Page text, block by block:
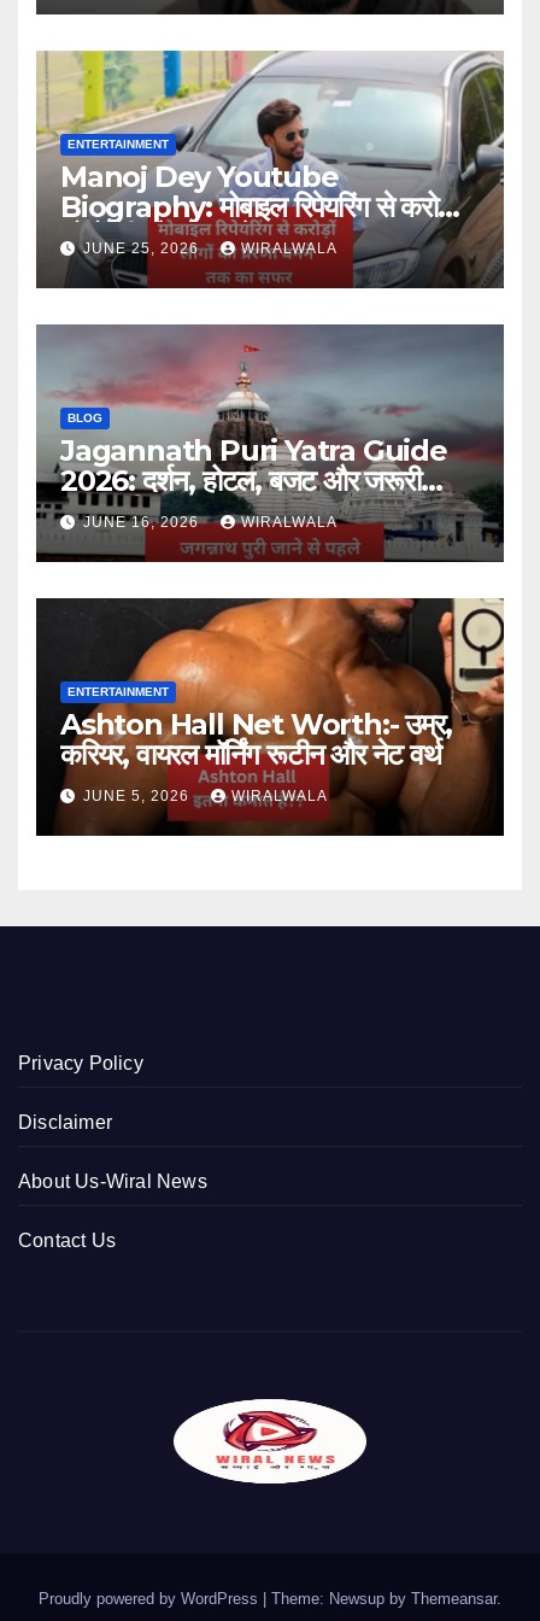
ENTERTAINMENT
Manoj Dey Youtube
Biography: मोबाइल रिपेयरिंग से करोड़ों
लोगों की प्रेरणा बनने तक का सफर
JUNE 25, 2026 WIRALWALA
BLOG
Jagannath Puri Yatra Guide
2026: दर्शन, होटल, बजट और जरूरी
जानकारी
JUNE 16, 2026 WIRALWALA
ENTERTAINMENT
Ashton Hall Net Worth:- उम्र,
करियर, वायरल मॉर्निंग रूटीन और नेट वर्थ
JUNE 5, 2026 WIRALWALA
Privacy Policy
Disclaimer
About Us-Wiral News
Contact Us
Proudly powered by WordPress | Theme: Newsup by Themeansar.